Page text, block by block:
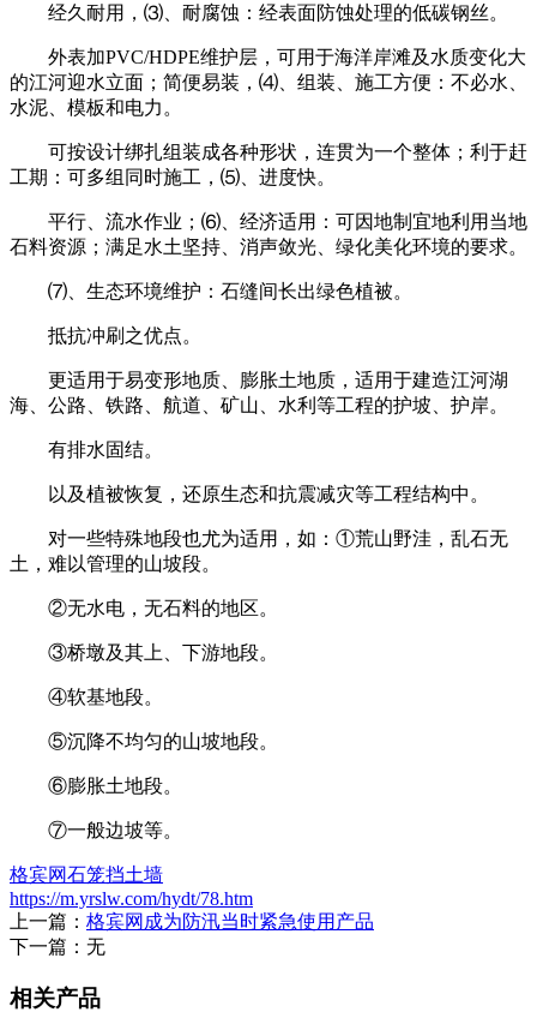
经久耐用，⑶、耐腐蚀：经表面防蚀处理的低碳钢丝。
外表加PVC/HDPE维护层，可用于海洋岸滩及水质变化大
的江河迎水立面；简便易装，⑷、组装、施工方便：不必水、
水泥、模板和电力。
可按设计绑扎组装成各种形状，连贯为一个整体；利于赶
工期：可多组同时施工，⑸、进度快。
平行、流水作业；⑹、经济适用：可因地制宜地利用当地
石料资源；满足水土坚持、消声敛光、绿化美化环境的要求。
⑺、生态环境维护：石缝间长出绿色植被。
抵抗冲刷之优点。
更适用于易变形地质、膨胀土地质，适用于建造江河湖
海、公路、铁路、航道、矿山、水利等工程的护坡、护岸。
有排水固结。
以及植被恢复，还原生态和抗震减灾等工程结构中。
对一些特殊地段也尤为适用，如：①荒山野洼，乱石无
土，难以管理的山坡段。
②无水电，无石料的地区。
③桥墩及其上、下游地段。
④软基地段。
⑤沉降不均匀的山坡地段。
⑥膨胀土地段。
⑦一般边坡等。
格宾网石笼挡土墙
https://m.yrslw.com/hydt/78.htm
上一篇： 格宾网成为防汛当时紧急使用产品
下一篇：无
相关产品